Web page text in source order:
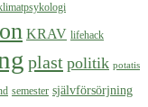
KRAV lifehack
plast politik potatis
semester självförsörjning